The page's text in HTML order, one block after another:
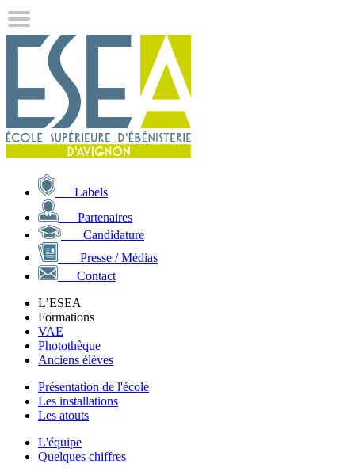
Labels
Partenaires
Candidature
Presse / Médias
Contact
L’ESEA
Formations
VAE
Photothèque
Anciens élèves
Présentation de l'école
Les installations
Les atouts
L'équipe
Quelques chiffres